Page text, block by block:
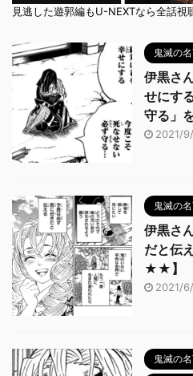
見逃した遊郭編もU-NEXTなら全話視
鬼滅の
伊黒さ
せにす
守る」
2021/
鬼滅の
伊黒さ
だと伝
★★】
2021/
鬼滅の